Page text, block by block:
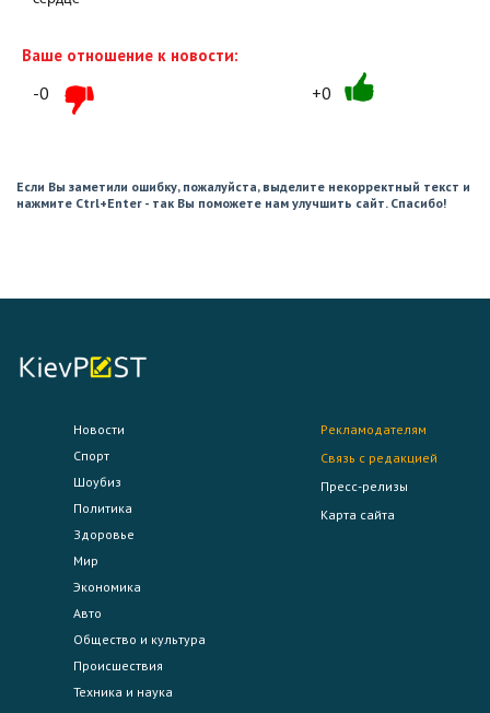
Ваше отношение к новости:
-0 +0
Если Вы заметили ошибку, пожалуйста, выделите некорректный текст и
нажмите Ctrl+Enter - так Вы поможете нам улучшить сайт. Спасибо!
Новости
Спорт
Шоубиз
Политика
Здоровье
Мир
Экономика
Авто
Общество и культура
Происшествия
Техника и наука
Рекламодателям
Связь с редакцией
Пресс-релизы
Карта сайта